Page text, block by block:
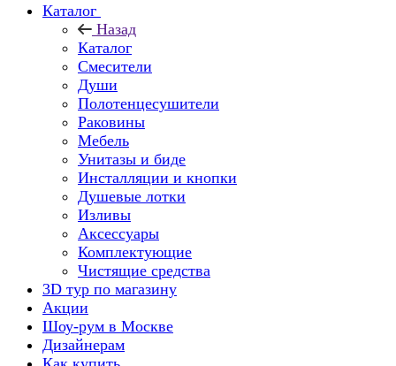
Каталог
Назад
Каталог
Смесители
Души
Полотенцесушители
Раковины
Мебель
Унитазы и биде
Инсталляции и кнопки
Душевые лотки
Изливы
Аксессуары
Комплектующие
Чистящие средства
3D тур по магазину
Акции
Шоу-рум в Москве
Дизайнерам